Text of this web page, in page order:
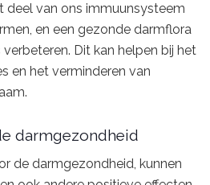
deel van ons immuunsysteem
en een gezonde darmflora
Dit kan helpen bij het
en het verminderen van
darmgezondheid
de darmgezondheid, kunnen